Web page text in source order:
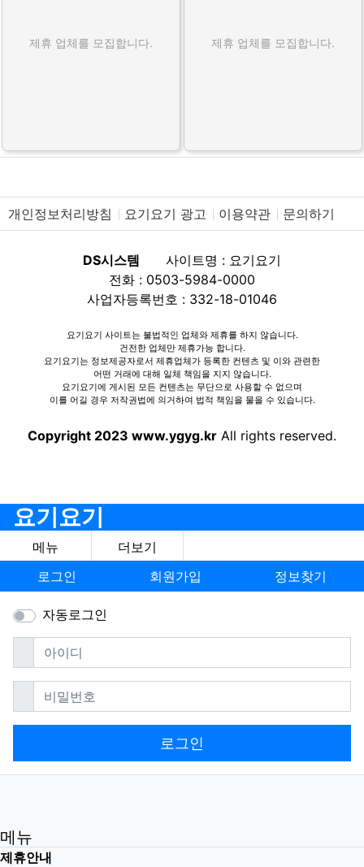
제휴 업체를 모집합니다. 제휴 업체를 모집합니다.
개인정보처리방침 요기요기 광고 이용약관 문의하기
DS시스템
사이트명 : 요기요기
전화 : 0503-5984-0000
사업자등록번호 : 332-18-01046
요기요기 사이트는 불법적인 업체와 제휴를 하지 않습니다.
건전한 업체만 제휴가능 합니다.
요기요기는 정보제공자로서 제휴업체가 등록한 컨텐츠 및 이와 관련한
어떤 거래에 대해 일체 책임을 지지 않습니다.
요기요기에 게시된 모든 컨텐츠는 무단으로 사용할 수 없으며
이를 어길 경우 저작권법에 의거하여 법적 책임을 물을 수 있습니다.
Copyright 2023 www.ygyg.kr All rights reserved.
요기요기
메뉴
더보기
로그인
회원가입 정보찾기
자동로그인
아이디필수
비밀번호필수
로그인
메뉴
제휴안내